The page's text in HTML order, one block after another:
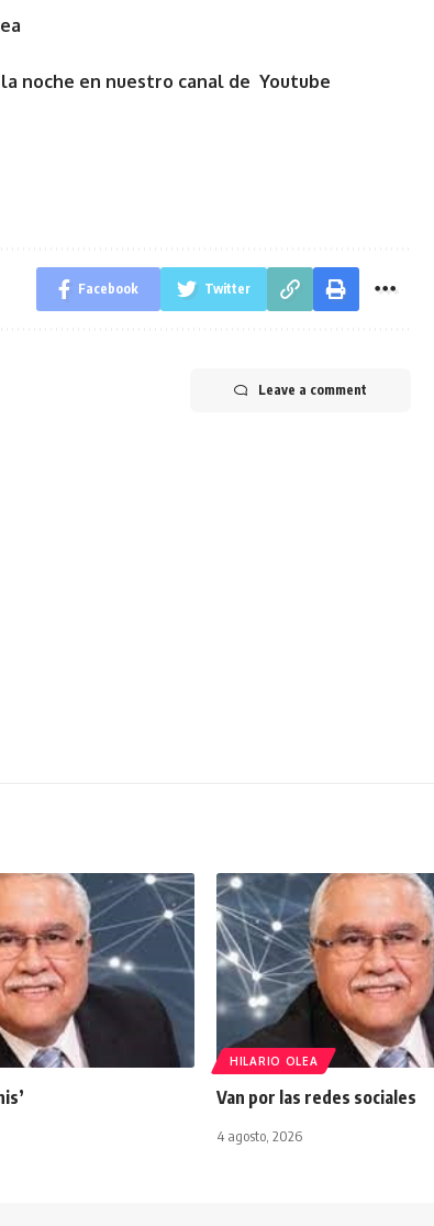
noche en nuestro canal de Youtube
Facebook Twitter
Leave a comment
HILARIO OLEA
Van por las redes sociales
4 agosto, 2026